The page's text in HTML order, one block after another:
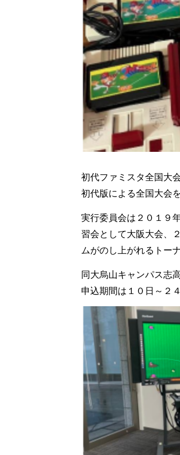
初代ファミスタ全国大
初代版による全国大会
実行委員会は２０１９
習会として大阪大会、
ムがのし上がれるトー
同大烏山キャンパス志
申込期間は１０日～２